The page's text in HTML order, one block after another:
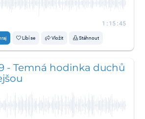
1:15:45
Líbí se Vložit Stáhnout
- Temná hodinka duchů